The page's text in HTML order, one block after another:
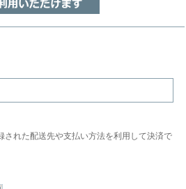
された配送先や支払い方法を利用して決済で